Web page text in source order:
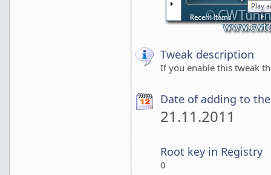
Tweak description
If you enable this tweak
Date of adding to
21.11.2011
Root key in Registry
0